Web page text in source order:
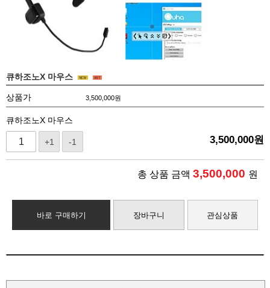
큐하조노X 마우스
상품가 3,500,000원
큐하조노X 마우스
+1 -1 3,500,000원
총 상품 금액 3,500,000 원
바로 구매하기 장바구니 관심상품